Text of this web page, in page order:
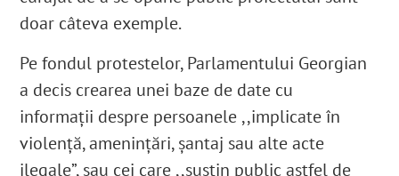
doar câteva exemple.
Pe fondul protestelor, Parlamentului Georgian
a decis crearea unei baze de date cu
informații despre persoanele ,,implicate în
violență, amenințări, șantaj sau alte acte
ilegale”, sau cei care ,,susțin public astfel de